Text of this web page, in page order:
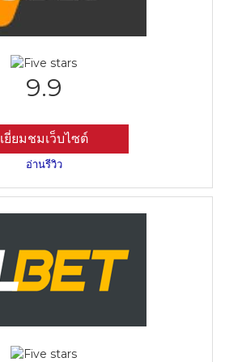
9.9
เยี่ยมชมเว็บไซต์
อ่านรีวิว